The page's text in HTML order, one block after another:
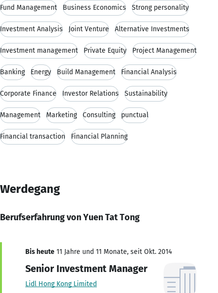
Fund Management Business Economics Strong personality
Investment Analysis Joint Venture Alternative Investments
Investment management Private Equity Project Management
Banking Energy Build Management Financial Analysis
Corporate Finance Investor Relations Sustainability
Management Marketing Consulting punctual
Financial transaction Financial Planning
Werdegang
Berufserfahrung von Yuen Tat Tong
Bis heute 11 Jahre und 11 Monate, seit Okt. 2014
Senior Investment Manager
Lidl Hong Kong Limited